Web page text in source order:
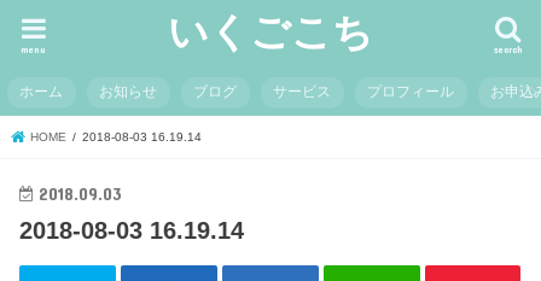
いくごこち search
menu
ホーム お知らせ ブログ サービス プロフィール お申込
HOME 2018-08-03 16.19.14
2018.09.03
2018-08-03 16.19.14